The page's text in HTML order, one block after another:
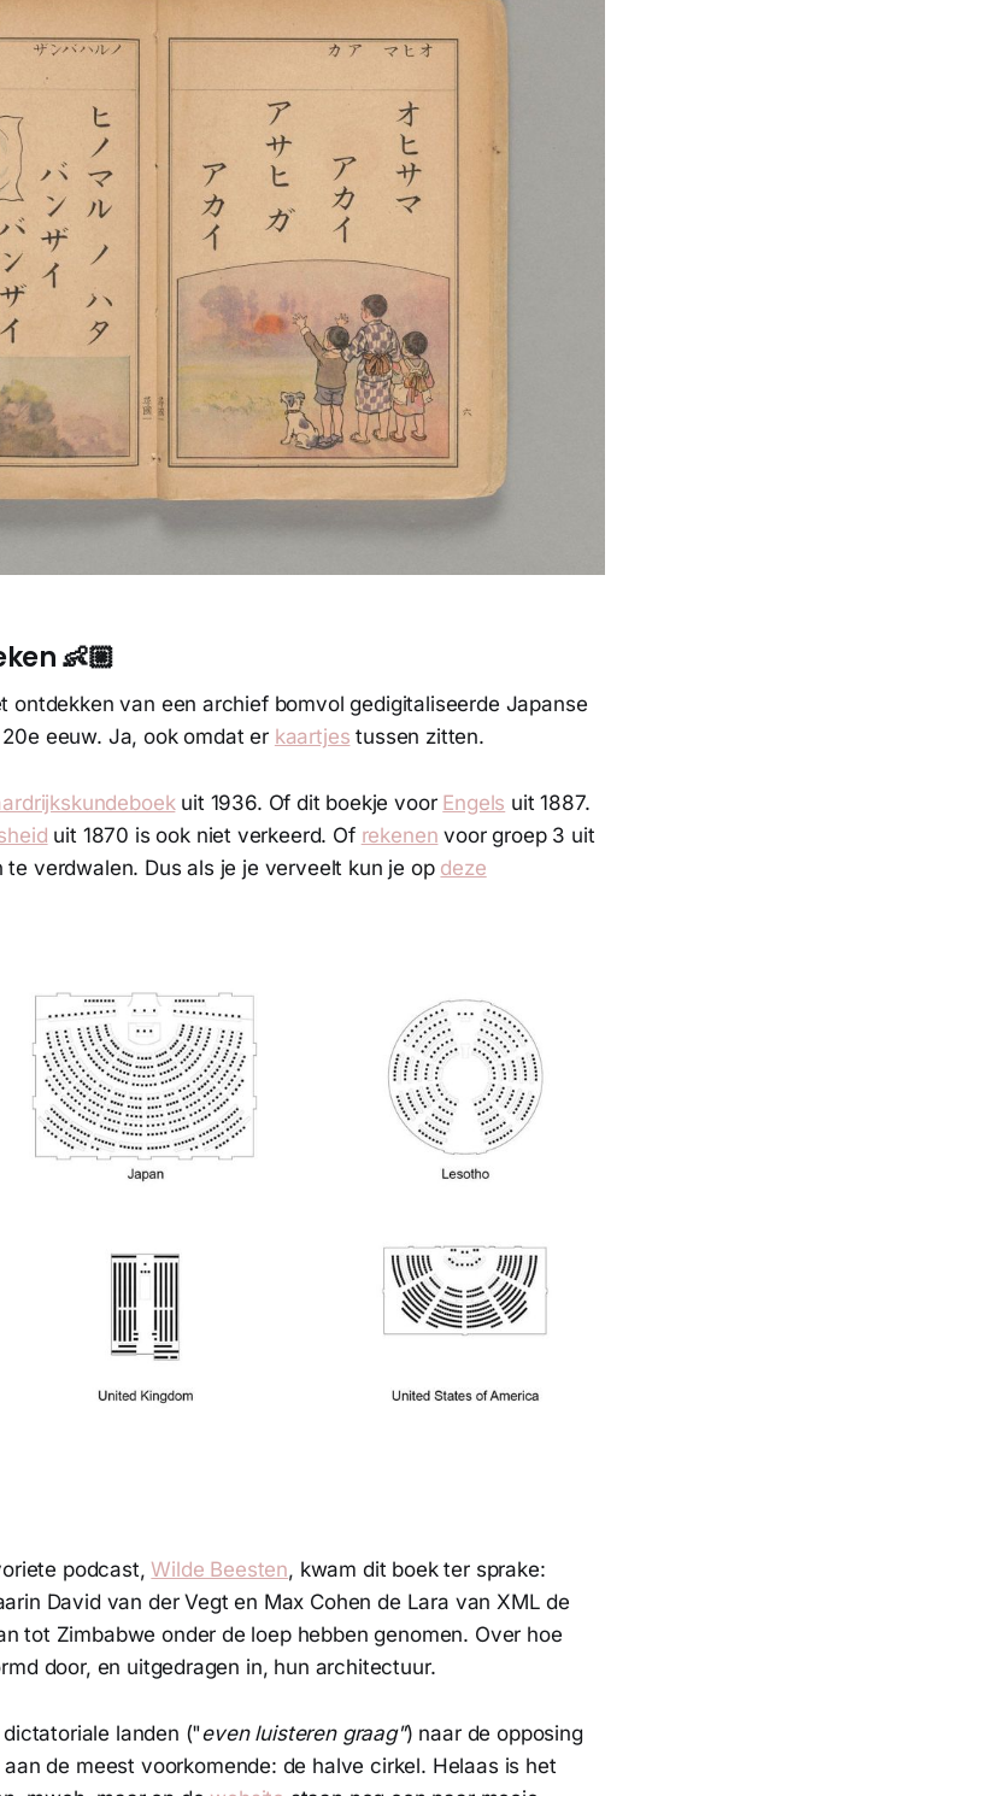
👶🏼
ontdekken van een archief bomvol gedigitaliseerde Japanse
eeuw. Ja, ook omdat er kaartjes tussen zitten.
uit 1936. Of dit boekje voor Engels uit 1887.
uit 1870 is ook niet verkeerd. Of rekenen voor groep 3 uit
te verdwalen. Dus als je je verveelt kun je op deze
podcast,Wilde Beesten, kwam dit boek ter sprake:
David van der Vegt en Max Cohen de Lara van XML de
tot Zimbabwe onder de loep hebben genomen. Over hoe
door, en uitgedragen in, hun architectuur.
landen ("even luisteren graag") naar de opposing
de meest voorkomende: de halve cirkel. Helaas is het